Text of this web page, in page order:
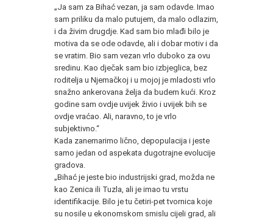
„Ja sam za Bihać vezan, ja sam odavde. Imao
sam priliku da malo putujem, da malo odlazim,
i da živim drugdje. Kad sam bio mlađi bilo je
motiva da se ode odavde, ali i dobar motiv i da
se vratim. Bio sam vezan vrlo duboko za ovu
sredinu. Kao dječak sam bio izbjeglica, bez
roditelja u Njemačkoj i u mojoj je mladosti vrlo
snažno ankerovana želja da budem kući. Kroz
godine sam ovdje uvijek živio i uvijek bih se
ovdje vraćao. Ali, naravno, to je vrlo
subjektivno.“
Kada zanemarimo lično, depopulacija i jeste
samo jedan od aspekata dugotrajne evolucije
gradova.
„Bihać je jeste bio industrijski grad, možda ne
kao Zenica ili Tuzla, ali je imao tu vrstu
identifikacije. Bilo je tu četiri-pet tvornica koje
su nosile u ekonomskom smislu cijeli grad, ali